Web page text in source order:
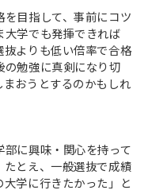
目指して、事前にコツ
大学でも発揮できれば
よりも低い倍率で合格
勉強に真剣になり切
おうとするのかもしれ
に興味・関心を持って
とえ、一般選抜で成績
大学に行きたかった」と